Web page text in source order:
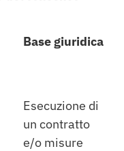
Base giuridica
Esecuzione di
un contratto
e/o misure